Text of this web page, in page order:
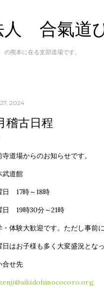
人 合氣道
本に在る支部道場です。
2024
稽古日程
寺道場からのお知らせです。
武道館
日 17時～18時
日 19時30分～21時
・体験大歓迎です。ただし事前
日はお子様も多く大変盛況とな
合せ先